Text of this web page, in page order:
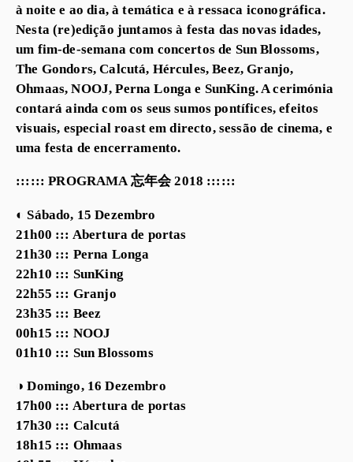
à noite e ao dia, à temática e à ressaca iconográfica.
Nesta (re)edição juntamos à festa das novas idades,
um fim-de-semana com concertos de Sun Blossoms,
The Gondors, Calcutá, Hércules, Beez, Granjo,
Ohmaas, NOOJ, Perna Longa e SunKing. A cerimónia
contará ainda com os seus sumos pontífices, efeitos
visuais, especial roast em directo, sessão de cinema, e
uma festa de encerramento.
:::::: PROGRAMA 忘年会 2018 ::::::
◐ Sábado, 15 Dezembro
21h00 ::: Abertura de portas
21h30 ::: Perna Longa
22h10 ::: SunKing
22h55 ::: Granjo
23h35 ::: Beez
00h15 ::: NOOJ
01h10 ::: Sun Blossoms
◑ Domingo, 16 Dezembro
17h00 ::: Abertura de portas
17h30 ::: Calcutá
18h15 ::: Ohmaas